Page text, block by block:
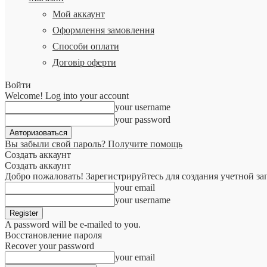
Мой аккаунт
Оформлення замовлення
Способи оплати
Договір оферти
Войти
Welcome! Log into your account
your username
your password
Вы забыли свой пароль? Получите помощь
Создать аккаунт
Создать аккаунт
Добро пожаловать! Зарегистрируйтесь для создания учетной
your email
your username
A password will be e-mailed to you.
Восстановление пароля
Recover your password
your email